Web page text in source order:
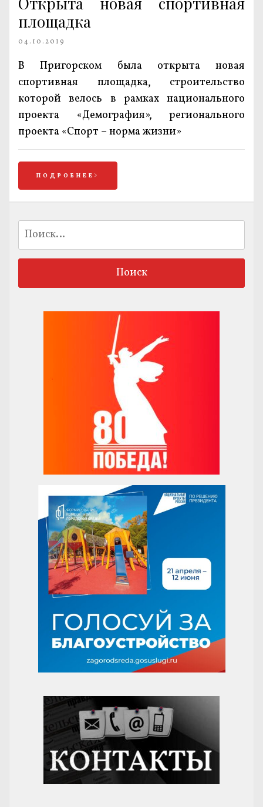
площадка
04.10.2019
В Пригорском была открыта новая
спортивная площадка, строительство
которой велось в рамках национального
проекта «Демография», регионального
проекта «Спорт – норма жизни»
ПОДРОБНЕЕ
Найти: